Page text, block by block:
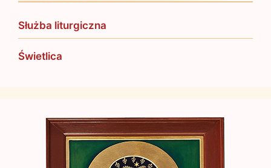
Służba liturgiczna
Świetlica